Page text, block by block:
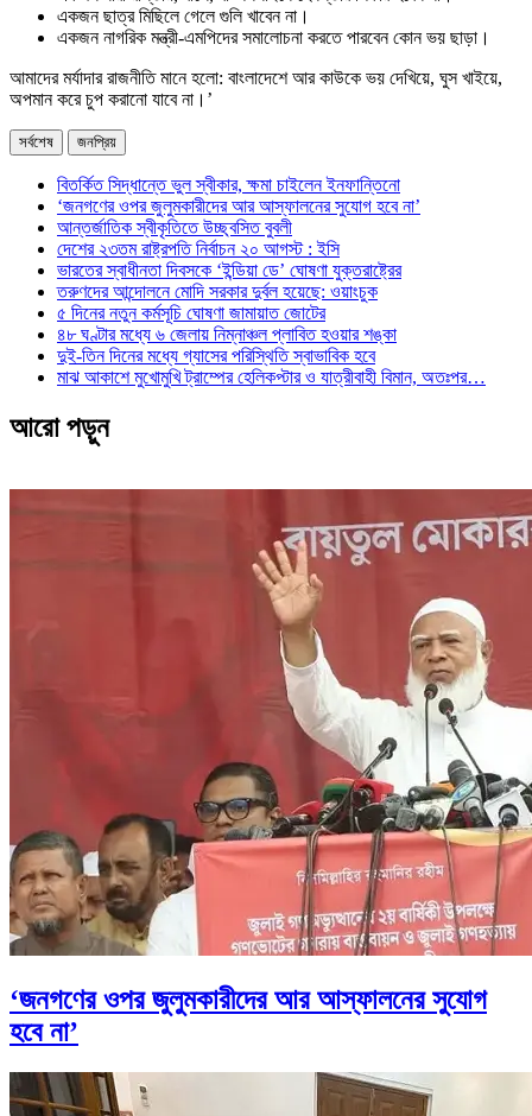
একজন ছাত্র মিছিলে গেলে গুলি খাবেন না।
একজন নাগরিক মন্ত্রী-এমপিদের সমালোচনা করতে পারবেন কোন ভয় ছাড়া।
আমাদের মর্যাদার রাজনীতি মানে হলো: বাংলাদেশে আর কাউকে ভয় দেখিয়ে, ঘুস খাইয়ে,
অপমান করে চুপ করানো যাবে না।’
সর্বশেষ জনপ্রিয়
বিতর্কিত সিদ্ধান্তে ভুল স্বীকার, ক্ষমা চাইলেন ইনফান্তিনো
‘জনগণের ওপর জুলুমকারীদের আর আস্ফালনের সুযোগ হবে না’
আন্তর্জাতিক স্বীকৃতিতে উচ্ছ্বসিত বুবলী
দেশের ২৩তম রাষ্ট্রপতি নির্বাচন ২০ আগস্ট : ইসি
ভারতের স্বাধীনতা দিবসকে ‘ইন্ডিয়া ডে’ ঘোষণা যুক্তরাষ্ট্রের
তরুণদের আন্দোলনে মোদি সরকার দুর্বল হয়েছে: ওয়াংচুক
৫ দিনের নতুন কর্মসূচি ঘোষণা জামায়াত জোটের
৪৮ ঘণ্টার মধ্যে ৬ জেলায় নিম্নাঞ্চল প্লাবিত হওয়ার শঙ্কা
দুই-তিন দিনের মধ্যে গ্যাসের পরিস্থিতি স্বাভাবিক হবে
মাঝ আকাশে মুখোমুখি ট্রাম্পের হেলিকপ্টার ও যাত্রীবাহী বিমান, অতঃপর…
আরো পড়ুন
‘জনগণের ওপর জুলুমকারীদের আর আস্ফালনের সুযোগ
হবে না’